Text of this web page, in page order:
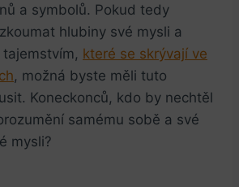
a symbolů. Pokud tedy
hlubiny své mysli a
které se skrývají ve
, možná byste měli tuto
Koneckonců, kdo by nechtěl
samému sobě a své
mysli?​